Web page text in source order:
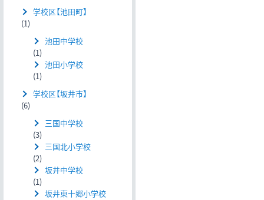
学校区【池田町】
(1)
池田中学校
(1)
池田小学校
(1)
学校区【坂井市】
(6)
三国中学校
(3)
三国北小学校
(2)
坂井中学校
(1)
坂井東十郷小学校